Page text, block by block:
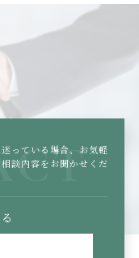
っている場合、 お気軽
談内容をお聞かせくだ